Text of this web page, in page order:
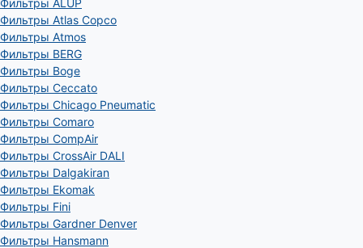
Фильтры ALUP
Фильтры Atlas Copco
Фильтры Atmos
Фильтры BERG
Фильтры Boge
Фильтры Ceccato
Фильтры Chicago Pneumatic
Фильтры Comaro
Фильтры CompAir
Фильтры CrossAir DALI
Фильтры Dalgakiran
Фильтры Ekomak
Фильтры Fini
Фильтры Gardner Denver
Фильтры Hansmann